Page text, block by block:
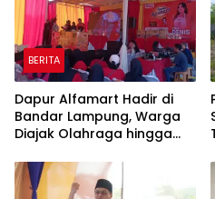
BERITA
Dapur Alfamart Hadir di
Bandar Lampung, Warga
Diajak Olahraga hingga